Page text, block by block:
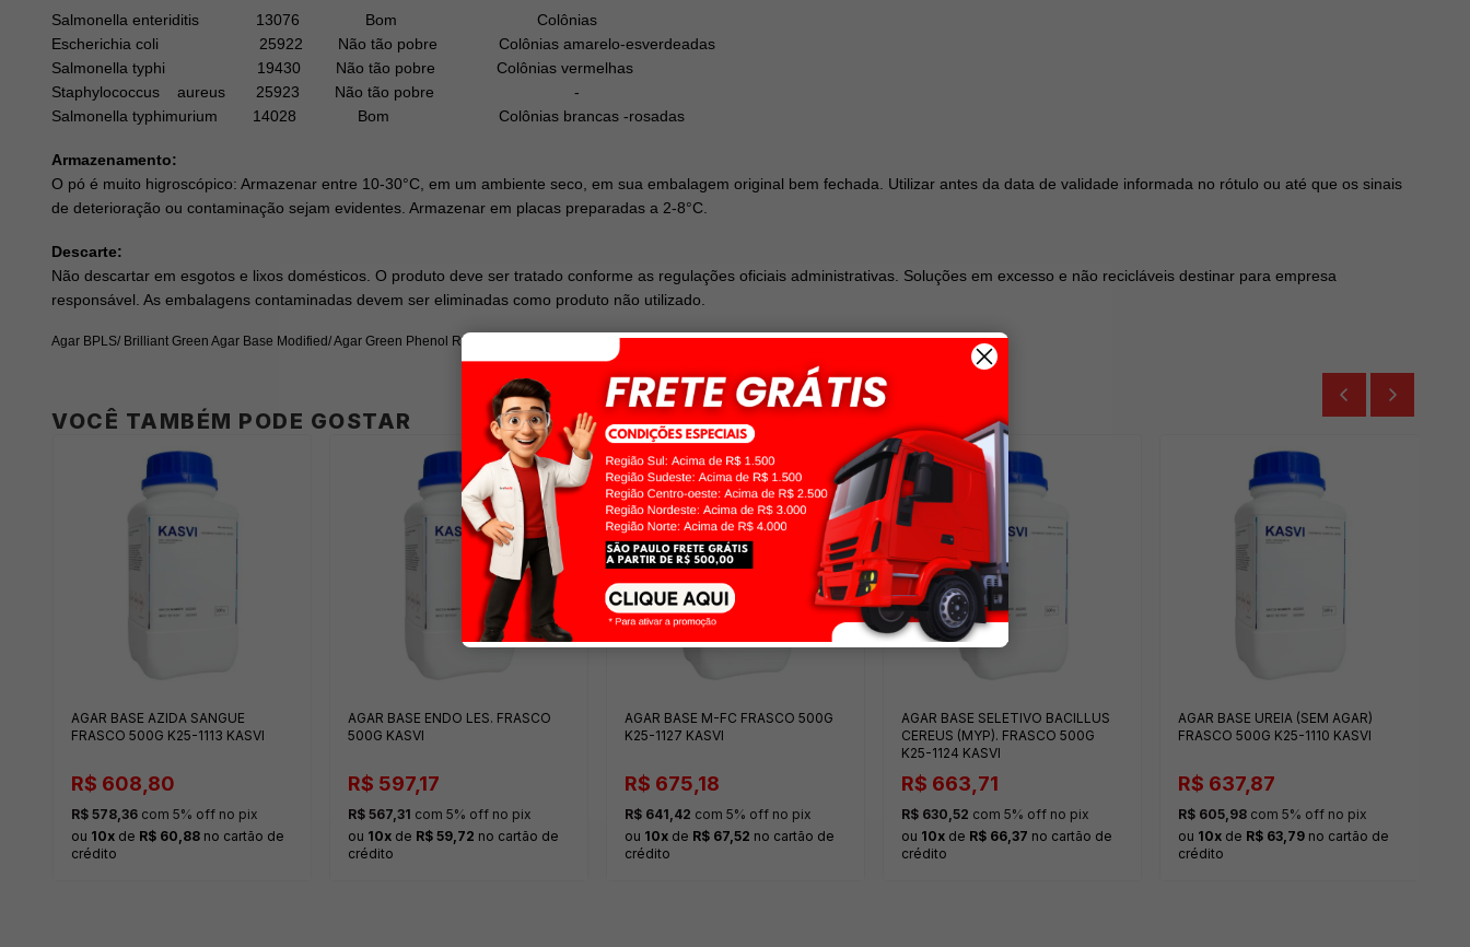
Salmonella enteriditis 13076 Bom Colônias
Escherichia coli 25922 Não tão pobre Colônias amarelo-esverdeadas
Salmonella typhi 19430 Não tão pobre Colônias vermelhas
Staphylococcus aureus 25923 Não tão pobre -
Salmonella typhimurium 14028 Bom Colônias brancas -rosadas
Armazenamento:
O pó é muito higroscópico: Armazenar entre 10-30°C, em um ambiente seco, em sua embalagem original bem fechada. Utilizar antes da data de validade informada no rótulo ou até que os sinais
de deterioração ou contaminação sejam evidentes. Armazenar em placas preparadas a 2-8°C.
Descarte:
Não descartar em esgotos e lixos domésticos. O produto deve ser tratado conforme as regulações oficiais administrativas. Soluções em excesso e não recicláveis destinar para empresa
responsável. As embalagens contaminadas devem ser eliminadas como produto não utilizado.
Agar BPLS/ Brilliant Green Agar Base Modified/ Agar Green Phenol Red Lactose Sucrose Aagr (USP)/ Agar Modificado Verde Brilhante
VOCÊ TAMBÉM PODE GOSTAR
AGAR BASE AZIDA SANGUE
FRASCO 500G K25-1113 KASVI
R$ 608,80
R$ 578,36com 5% off no pix
ou 10xde R$ 60,88no cartão de
crédito
AGAR BASE ENDO LES. FRASCO
500G KASVI
R$ 597,17
R$ 567,31 com 5% off no pix
ou 10xde R$ 59,72 no cartão de
crédito
AGAR BASE M-FC FRASCO 500G
K25-1127 KASVI
R$ 675,18
R$ 641,42 com 5% off no pix
ou 10xde R$ 67,52 no cartão de
crédito
AGAR BASE SELETIVO BACILLUS
CEREUS (MYP). FRASCO 500G
K25-1124 KASVI
R$ 663,71
R$ 630,52 com 5% off no pix
ou 10x de R$ 66,37 no cartão de
crédito
AGAR BASE UREIA (SEM AGAR)
FRASCO 500G K25-1110 KASVI
R$ 637,87
R$ 605,98 com 5% off no pix
ou 10x de R$ 63,79 no cartão de
crédito